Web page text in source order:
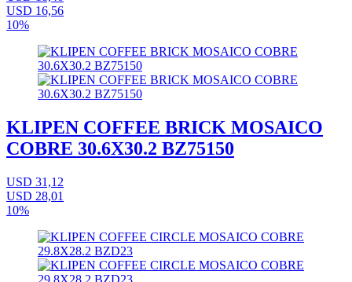
USD 16,56
10%
KLIPEN COFFEE BRICK MOSAICO
COBRE 30.6X30.2 BZ75150
USD 31,12
USD 28,01
10%